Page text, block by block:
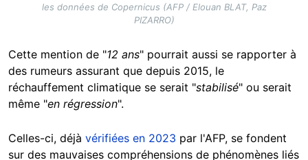
les données de Copernicus (AFP / Elouan BLAT, Paz
PIZARRO)
Cette mention de "12 ans" pourrait aussi se rapporter à
des rumeurs assurant que depuis 2015, le
réchauffement climatique se serait "stabilisé" ou serait
même "en régression".
Celles-ci, déjà vérifiées en 2023 par l'AFP, se fondent
sur des mauvaises compréhensions de phénomènes liés